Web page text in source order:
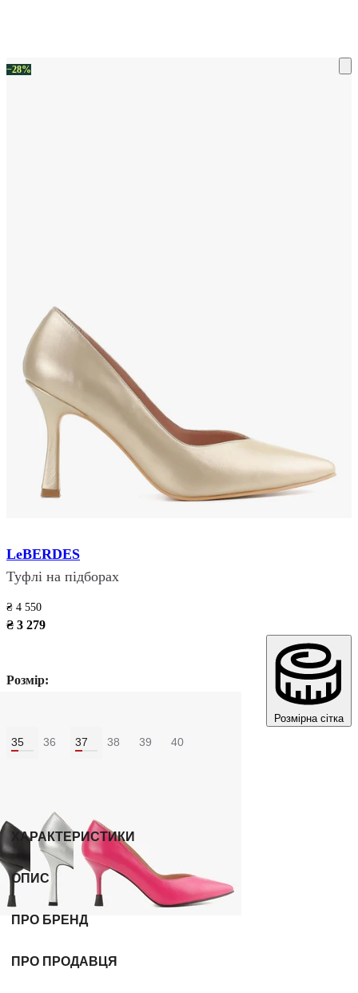
−28%
LeBERDES
Туфлі на підборах
₴ 4 550
₴ 3 279
Розмір:
Розмірна сітка
35 36 37 38 39 40
ХАРАКТЕРИСТИКИ
ОПИС
ПРО БРЕНД
ПРО ПРОДАВЦЯ